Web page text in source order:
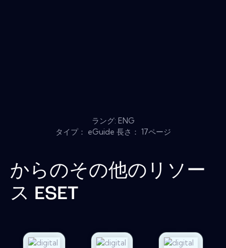
ラング: ENG
タイプ： eGuide 長さ： 17ページ
からのその他のリソー
ス ESET